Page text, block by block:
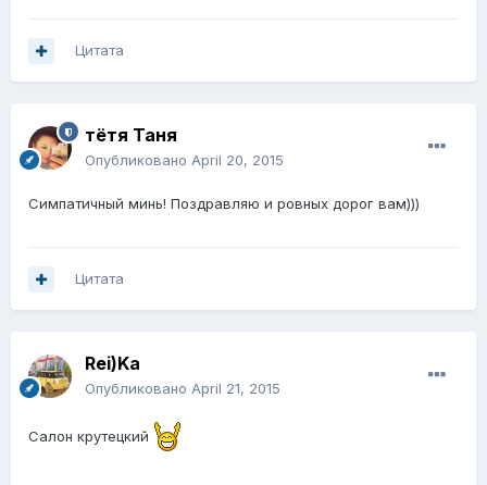
Цитата
тётя Таня
Опубликовано April 20, 2015
Симпатичный минь! Поздравляю и ровных дорог вам)))
Цитата
Rei)Ka
Опубликовано April 21, 2015
Салон крутецкий